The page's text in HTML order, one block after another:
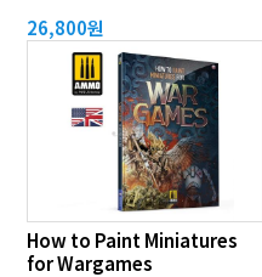
26,800원
How to Paint Miniatures
for Wargames